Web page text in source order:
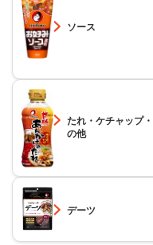
ソース
たれ・ケチャップ
の他
デーツ